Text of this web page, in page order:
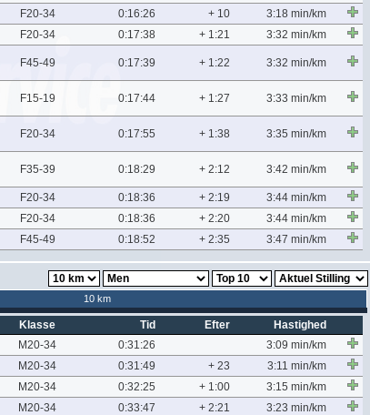
F20-34 0:16:26 + 10
3:18 min/km
F20-34 0:17:38 + 1:21 3:32 min/km
F45-49 0:17:39 + 1:22 3:32 min/km
F15-19 0:17:44 + 1:27 3:33 min/km
F20-34 0:17:55 + 1:38 3:35 min/km
F35-39 0:18:29 + 2:12 3:42 min/km
F20-34 0:18:36 + 2:19
3:44 min/km
F20-34 0:18:36 + 2:20
3:44 min/km
F45-49 0:18:52 + 2:35 3:47 min/km
10 km
Klasse Tid Efter
Hastighed
M20-34 0:31:26
3:09 min/km
M20-34 0:31:49 + 23
3:11 min/km
M20-34 0:32:25 + 1:00
3:15 min/km
M20-34 0:33:47 + 2:21 3:23 min/km